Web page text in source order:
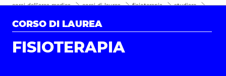
corsi dell'area medica
corsi di laurea fisioterapia studiare
attività formative professionalizzanti
CORSO DI LAUREA
FISIOTERAPIA